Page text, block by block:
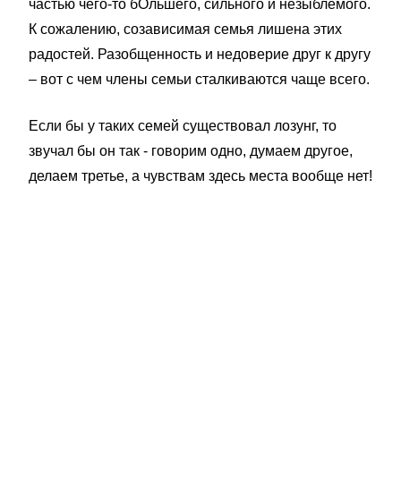
частью чего-то бОльшего, сильного и незыблемого.
К сожалению, созависимая семья лишена этих
радостей. Разобщенность и недоверие друг к другу
– вот с чем члены семьи сталкиваются чаще всего.
Если бы у таких семей существовал лозунг, то
звучал бы он так - говорим одно, думаем другое,
делаем третье, а чувствам здесь места вообще нет!